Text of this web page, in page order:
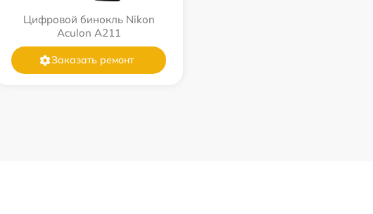
Цифровой бинокль Nikon
Aculon A211
Заказать ремонт